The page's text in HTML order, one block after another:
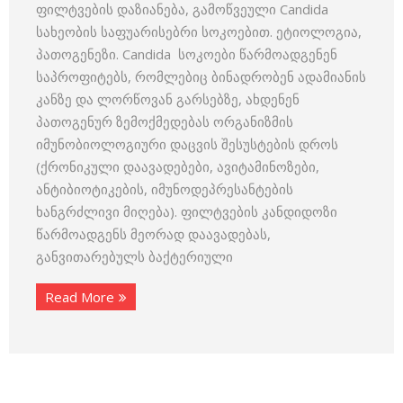
ფილტვების დაზიანება, გამოწვეული Candida
სახეობის საფუარისებრი სოკოებით. ეტიოლოგია,
პათოგენეზი. Candida სოკოები წარმოადგენენ
საპროფიტებს, რომლებიც ბინადრობენ ადამიანის
კანზე და ლორწოვან გარსებზე, ახდენენ
პათოგენურ ზემოქმედებას ორგანიზმის
იმუნობიოლოგიური დაცვის შესუსტების დროს
(ქრონიკული დაავადებები, ავიტამინოზები,
ანტიბიოტიკების, იმუნოდეპრესანტების
ხანგრძლივი მიღება). ფილტვების კანდიდოზი
წარმოადგენს მეორად დაავადებას,
განვითარებულს ბაქტერიული
Read More